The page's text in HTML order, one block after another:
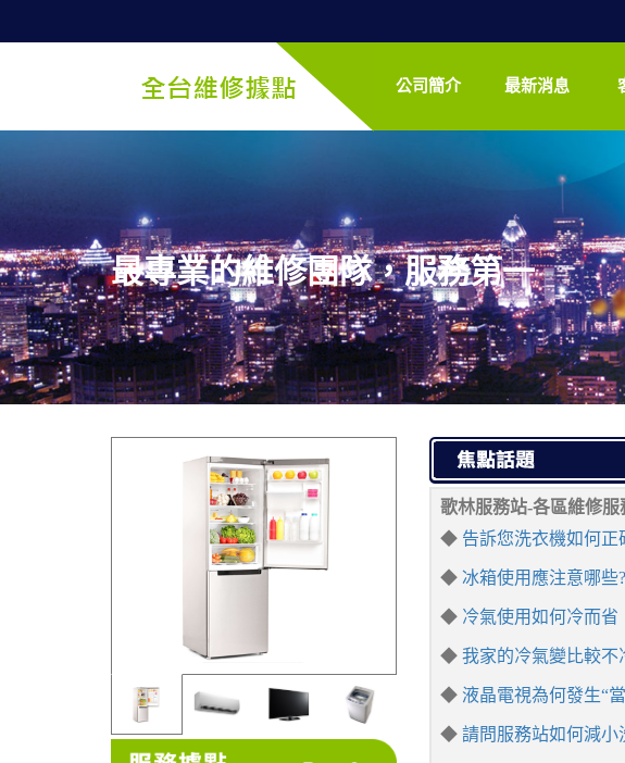
公司簡介 最新消息
最專業的維修團隊，服務第一
歌林服務站-各區維修服
◆ 告訴您洗衣機如何正
◆ 冰箱使用應注意哪些?
◆ 冷氣使用如何冷而省
◆ 我家的冷氣變比較不
◆ 液晶電視為何發生“
◆ 請問服務站如何減小